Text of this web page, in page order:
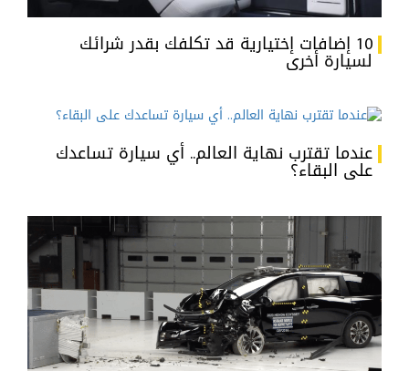
10 إضافات إختيارية قد تكلفك بقدر شرائك
لسيارة أخرى
عندما تقترب نهاية العالم.. أي سيارة تساعدك
على البقاء؟